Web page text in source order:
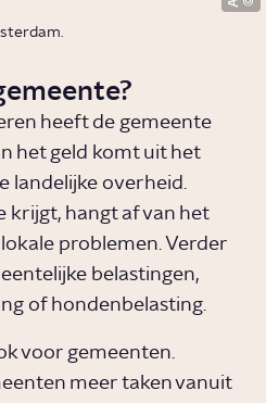
heeft de gemeente
het geld komt uit het
landelijke overheid.
krijgt, hangt af van het
problemen. Verder
belastingen,
of hondenbelasting.
voor gemeenten.
meer taken vanuit